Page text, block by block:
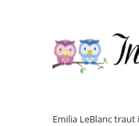
Emilia LeBlanc traut